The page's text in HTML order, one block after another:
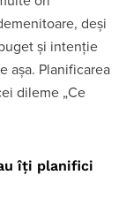
deși
și intenție
așa. Planificarea
dileme „Ce
îți planifici